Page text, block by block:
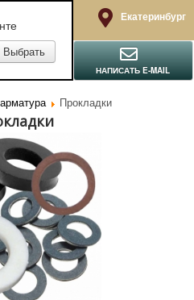
Екатеринбург
НАПИСАТЬ E-MAIL
Прокладки